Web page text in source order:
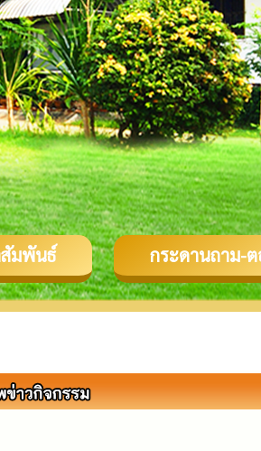
มพันธ์ กระดานถาม-